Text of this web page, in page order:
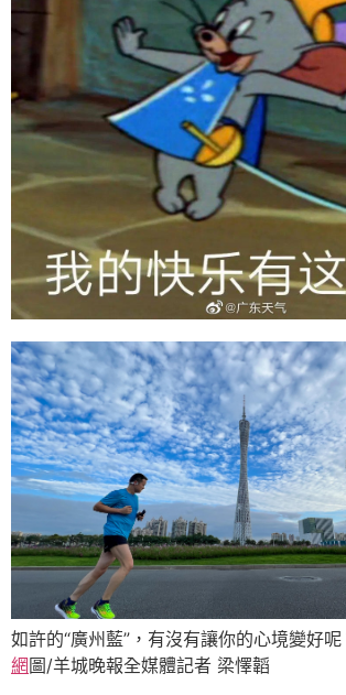
如許的“廣州藍”，有沒有讓你的心境變好呢
網 圖/羊城晚報全媒體記者 梁懌韜